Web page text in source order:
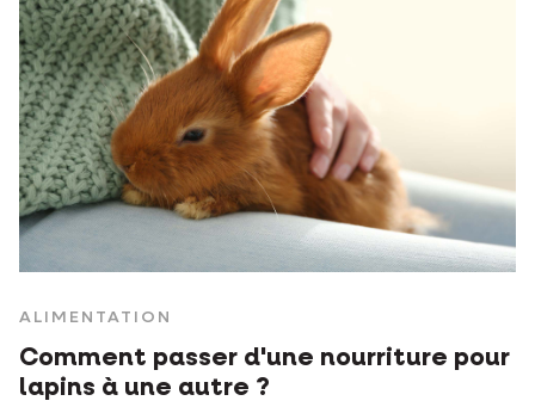
ALIMENTATION
Comment passer d'une nourriture pour
lapins à une autre ?